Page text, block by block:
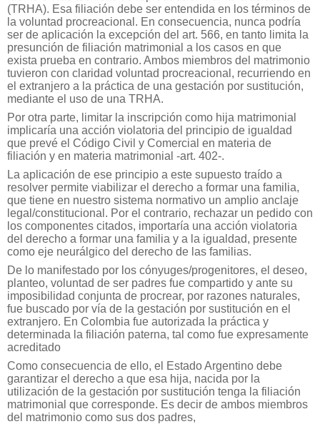
(TRHA). Esa filiación debe ser entendida en los términos de
la voluntad procreacional. En consecuencia, nunca podría
ser de aplicación la excepción del art. 566, en tanto limita la
presunción de filiación matrimonial a los casos en que
exista prueba en contrario. Ambos miembros del matrimonio
tuvieron con claridad voluntad procreacional, recurriendo en
el extranjero a la práctica de una gestación por sustitución,
mediante el uso de una TRHA.
Por otra parte, limitar la inscripción como hija matrimonial
implicaría una acción violatoria del principio de igualdad
que prevé el Código Civil y Comercial en materia de
filiación y en materia matrimonial -art. 402-.
La aplicación de ese principio a este supuesto traído a
resolver permite viabilizar el derecho a formar una familia,
que tiene en nuestro sistema normativo un amplio anclaje
legal/constitucional. Por el contrario, rechazar un pedido con
los componentes citados, importaría una acción violatoria
del derecho a formar una familia y a la igualdad, presente
como eje neurálgico del derecho de las familias.
De lo manifestado por los cónyuges/progenitores, el deseo,
planteo, voluntad de ser padres fue compartido y ante su
imposibilidad conjunta de procrear, por razones naturales,
fue buscado por vía de la gestación por sustitución en el
extranjero. En Colombia fue autorizada la práctica y
determinada la filiación paterna, tal como fue expresamente
acreditado
Como consecuencia de ello, el Estado Argentino debe
garantizar el derecho a que esa hija, nacida por la
utilización de la gestación por sustitución tenga la filiación
matrimonial que corresponde. Es decir de ambos miembros
del matrimonio como sus dos padres,